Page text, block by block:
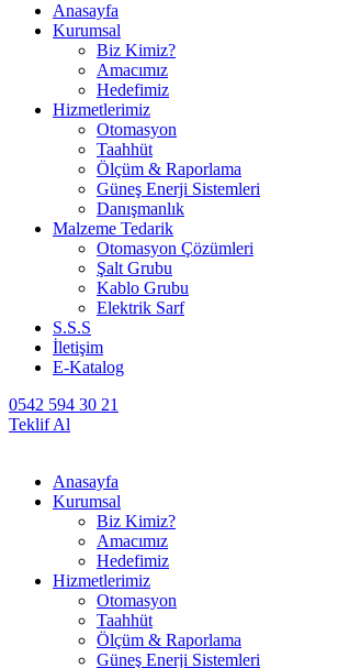
Anasayfa
Kurumsal
Biz Kimiz?
Amacımız
Hedefimiz
Hizmetlerimiz
Otomasyon
Taahhüt
Ölçüm & Raporlama
Güneş Enerji Sistemleri
Danışmanlık
Malzeme Tedarik
Otomasyon Çözümleri
Şalt Grubu
Kablo Grubu
Elektrik Sarf
S.S.S
İletişim
E-Katalog
0542 594 30 21
Teklif Al
Anasayfa
Kurumsal
Biz Kimiz?
Amacımız
Hedefimiz
Hizmetlerimiz
Otomasyon
Taahhüt
Ölçüm & Raporlama
Güneş Enerji Sistemleri